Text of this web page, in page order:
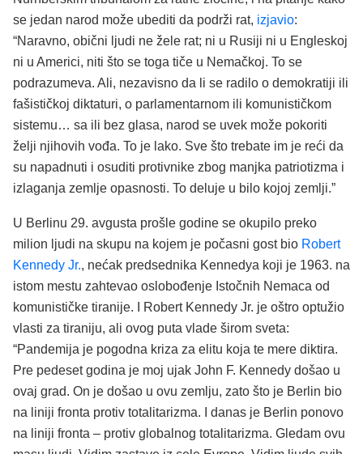
se jedan narod može ubediti da podrži rat, izjavio:
“Naravno, obični ljudi ne žele rat; ni u Rusiji ni u Engleskoj
ni u Americi, niti što se toga tiče u Nemačkoj. To se
podrazumeva. Ali, nezavisno da li se radilo o demokratiji ili
fašističkoj diktaturi, o parlamentarnom ili komunističkom
sistemu… sa ili bez glasa, narod se uvek može pokoriti
želji njihovih vođa. To je lako. Sve što trebate im je reći da
su napadnuti i osuditi protivnike zbog manjka patriotizma i
izlaganja zemlje opasnosti. To deluje u bilo kojoj zemlji.”
U Berlinu 29. avgusta prošle godine se okupilo preko
milion ljudi na skupu na kojem je počasni gost bio Robert
Kennedy Jr., nećak predsednika Kennedya koji je 1963. na
istom mestu zahtevao oslobođenje Istočnih Nemaca od
komunističke tiranije. I Robert Kennedy Jr. je oštro optužio
vlasti za tiraniju, ali ovog puta vlade širom sveta:
“Pandemija je pogodna kriza za elitu koja te mere diktira.
Pre pedeset godina je moj ujak John F. Kennedy došao u
ovaj grad. On je došao u ovu zemlju, zato što je Berlin bio
na liniji fronta protiv totalitarizma. I danas je Berlin ponovo
na liniji fronta – protiv globalnog totalitarizma. Gledam ovu